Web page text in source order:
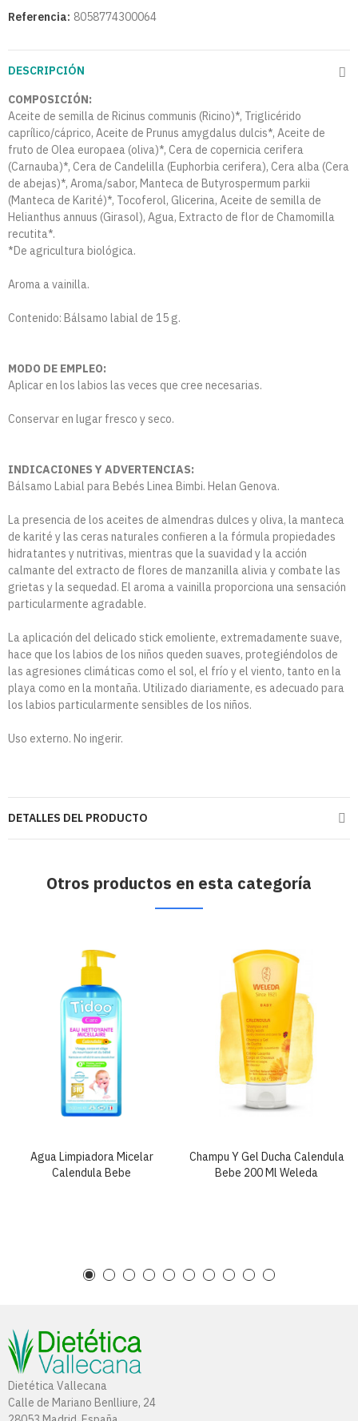
Referencia: 8058774300064
DESCRIPCIÓN
COMPOSICIÓN:
Aceite de semilla de Ricinus communis (Ricino)*, Triglicérido
caprílico/cáprico, Aceite de Prunus amygdalus dulcis*, Aceite de
fruto de Olea europaea (oliva)*, Cera de copernicia cerifera
(Carnauba)*, Cera de Candelilla (Euphorbia cerifera), Cera alba (Cera
de abejas)*, Aroma/sabor, Manteca de Butyrospermum parkii
(Manteca de Karité)*, Tocoferol, Glicerina, Aceite de semilla de
Helianthus annuus (Girasol), Agua, Extracto de flor de Chamomilla
recutita*.
*De agricultura biológica.
Aroma a vainilla.
Contenido: Bálsamo labial de 15 g.
MODO DE EMPLEO:
Aplicar en los labios las veces que cree necesarias.
Conservar en lugar fresco y seco.
INDICACIONES Y ADVERTENCIAS:
Bálsamo Labial para Bebés Linea Bimbi. Helan Genova.
La presencia de los aceites de almendras dulces y oliva, la manteca
de karité y las ceras naturales confieren a la fórmula propiedades
hidratantes y nutritivas, mientras que la suavidad y la acción
calmante del extracto de flores de manzanilla alivia y combate las
grietas y la sequedad. El aroma a vainilla proporciona una sensación
particularmente agradable.
La aplicación del delicado stick emoliente, extremadamente suave,
hace que los labios de los niños queden suaves, protegiéndolos de
las agresiones climáticas como el sol, el frío y el viento, tanto en la
playa como en la montaña. Utilizado diariamente, es adecuado para
los labios particularmente sensibles de los niños.
Uso externo. No ingerir.
DETALLES DEL PRODUCTO
Otros productos en esta categoría
Agua Limpiadora Micelar
Calendula Bebe
Champu Y Gel Ducha Calendula
Bebe 200 Ml Weleda
Dietética Vallecana
Calle de Mariano Benlliure, 24